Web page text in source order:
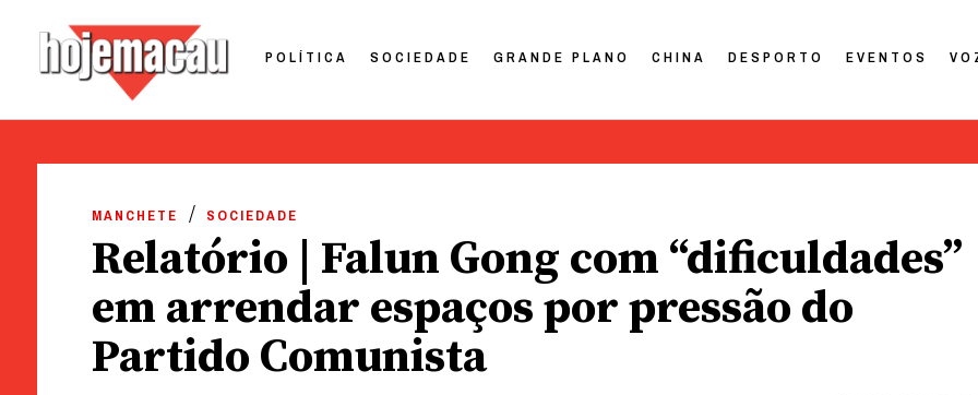
POLÍTICA SOCIEDADE GRANDE PLANO CHINA DESPORTO EVENTOS
MANCHETE SOCIEDADE
Relatório | Falun Gong com “dificuldades”
em arrendar espaços por pressão do
Partido Comunista